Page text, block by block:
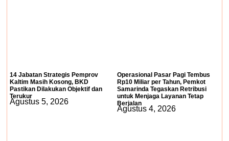
14 Jabatan Strategis Pemprov
Kaltim Masih Kosong, BKD
Pastikan Dilakukan Objektif dan
Terukur
Agustus 5, 2026
Operasional Pasar Pagi Tembus
Rp10 Miliar per Tahun, Pemkot
Samarinda Tegaskan Retribusi
untuk Menjaga Layanan Tetap
Berjalan
Agustus 4, 2026